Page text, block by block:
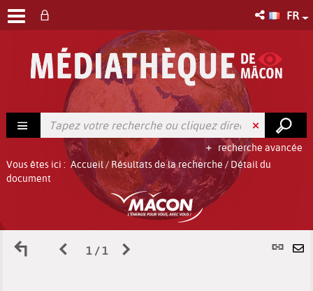
FR
recherche avancée
Vous êtes ici : Accueil/ Résultats de la recherche / Détail du
document
Retour
Page
1 / 1
Page